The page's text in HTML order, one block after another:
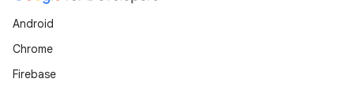
Android
Chrome
Firebase